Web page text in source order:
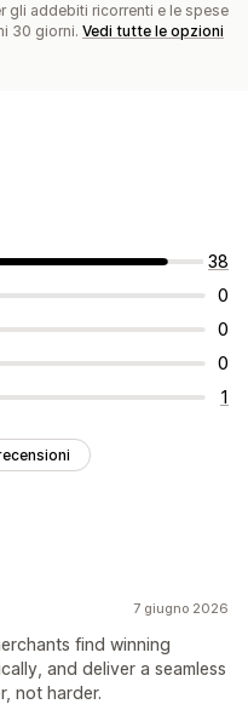
gli addebiti ricorrenti e le spese
30 giorni. Vedi tutte le opzioni
38
0
0
0
1
7 giugno 2026
find winning
and deliver a seamless
not harder.